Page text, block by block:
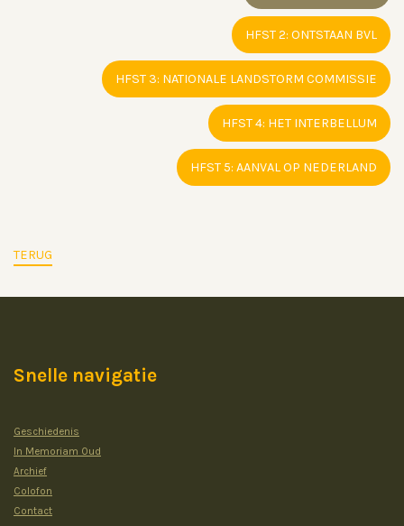
HFST 2: ONTSTAAN BVL
HFST 3: NATIONALE LANDSTORM COMMISSIE
HFST 4: HET INTERBELLUM
HFST 5: AANVAL OP NEDERLAND
TERUG
Snelle navigatie
Geschiedenis
In Memoriam Oud
Archief
Colofon
Contact